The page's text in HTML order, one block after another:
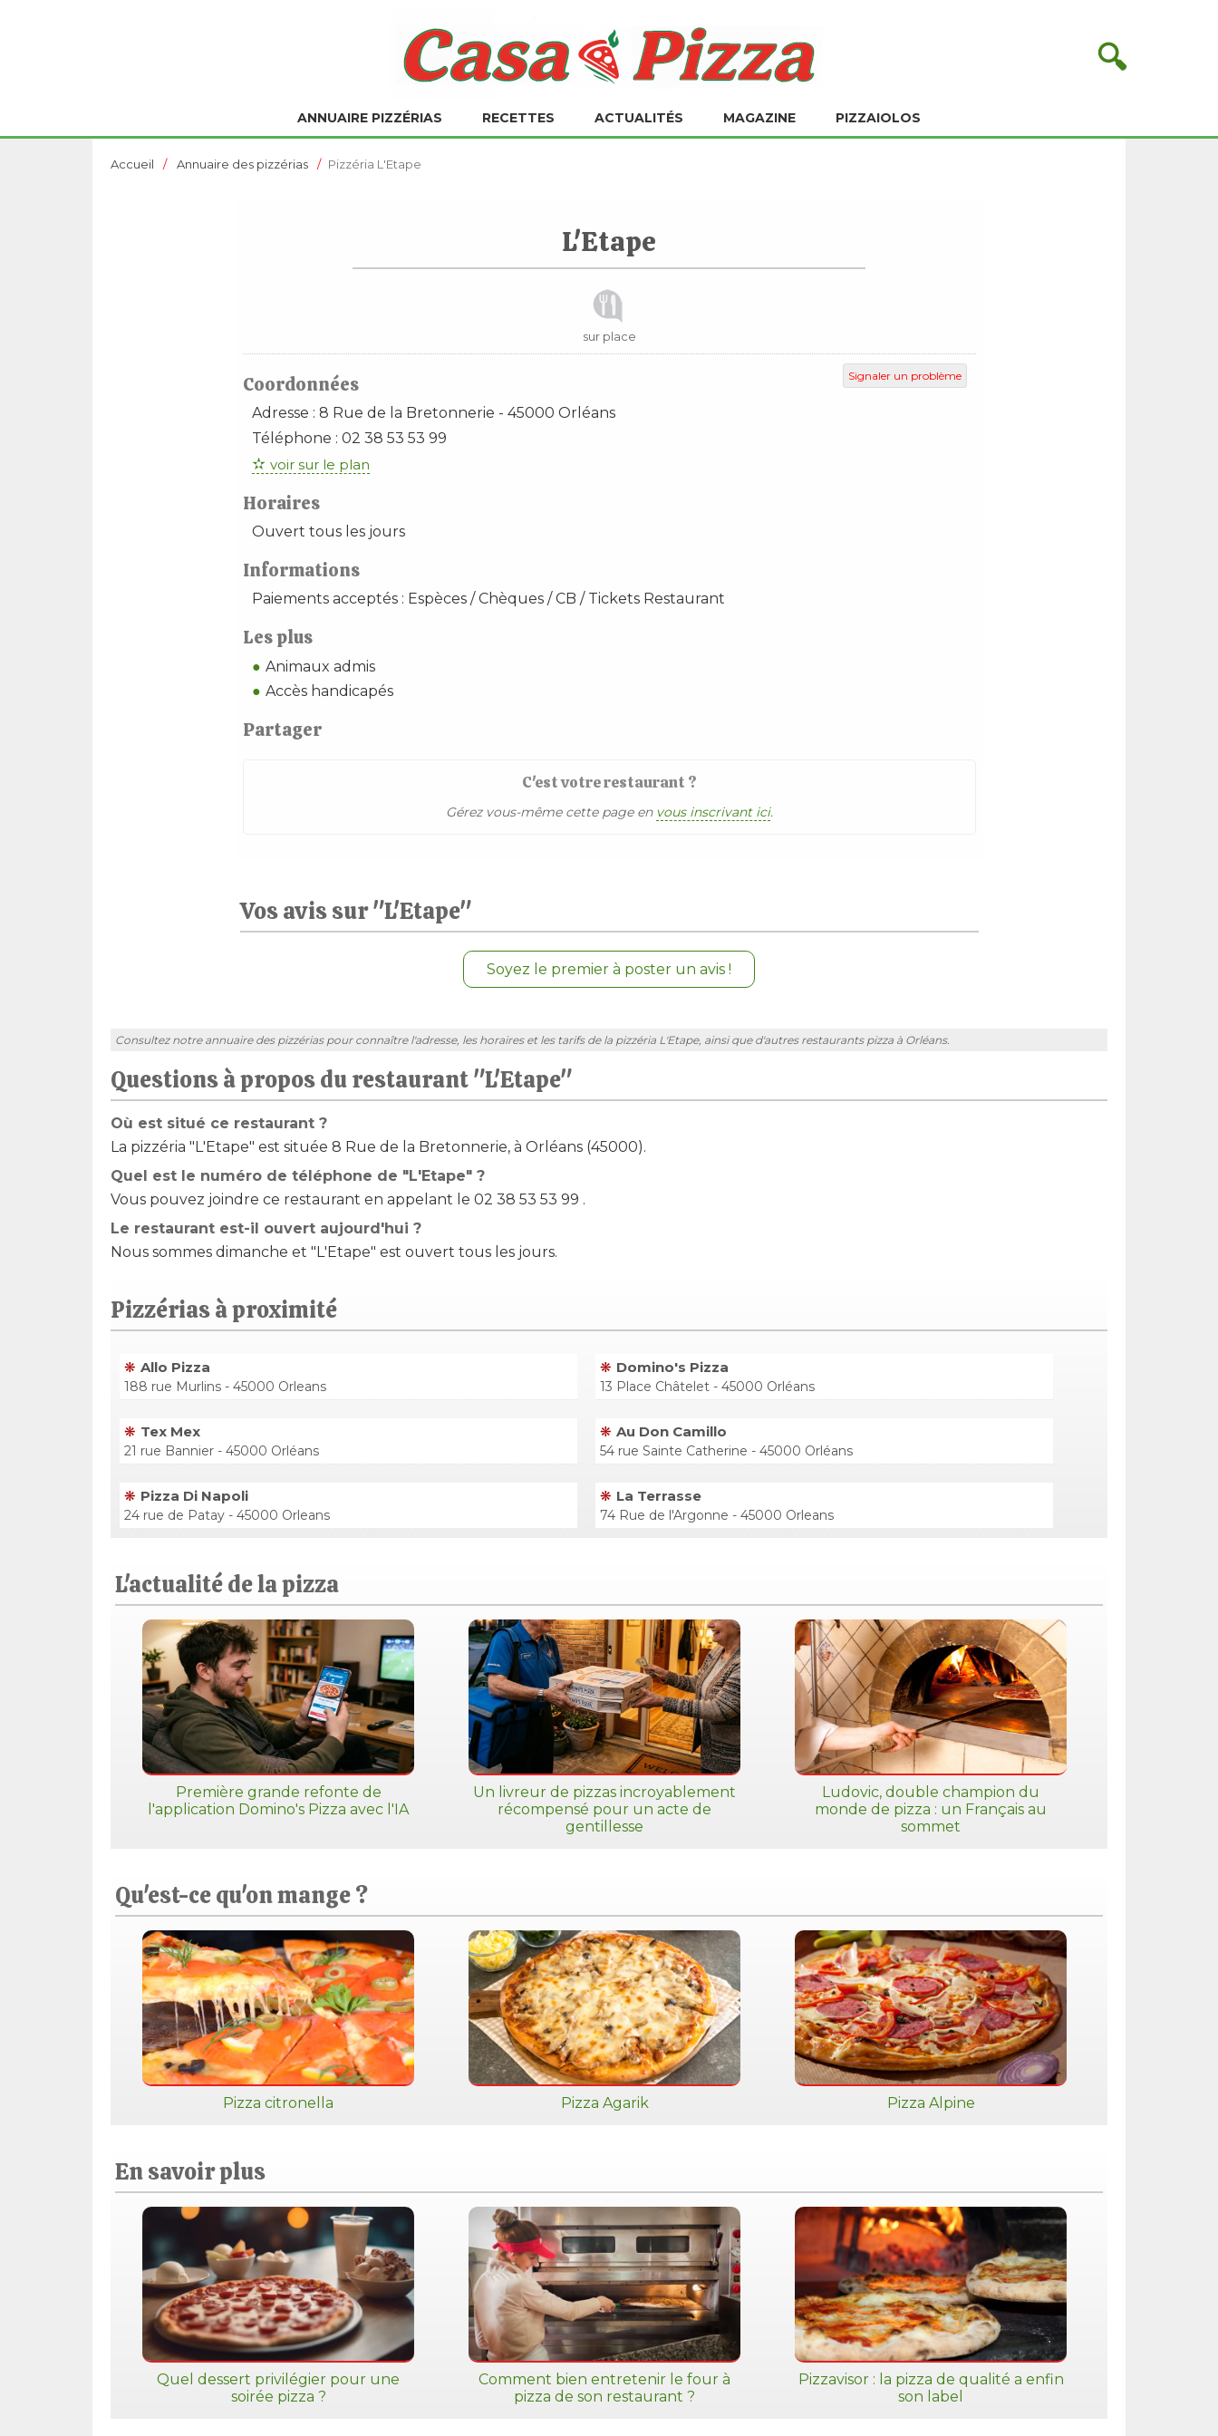
🔍
ANNUAIRE PIZZÉRIAS RECETTES ACTUALITÉS MAGAZINE PIZZAIOLOS
Accueil Annuaire des pizzérias Pizzéria L'Etape
L'Etape
sur place
Signaler un problème
Coordonnées
Adresse : 8 Rue de la Bretonnerie - 45000 Orléans
Téléphone : 02 38 53 53 99
voir sur le plan
Horaires
Ouvert tous les jours
Informations
Paiements acceptés : Espèces / Chèques / CB / Tickets Restaurant
Les plus
Animaux admis
Accès handicapés
Partager
C'est votre restaurant ?
Gérez vous-même cette page en vous inscrivant ici.
Vos avis sur "L'Etape"
Soyez le premier à poster un avis !
Consultez notre annuaire des pizzérias pour connaître l'adresse, les horaires et les tarifs de la pizzéria L'Etape, ainsi que d'autres restaurants pizza à Orléans.
Questions à propos du restaurant "L'Etape"
Où est situé ce restaurant ?
La pizzéria "L'Etape" est située 8 Rue de la Bretonnerie, à Orléans (45000).
Quel est le numéro de téléphone de "L'Etape" ?
Vous pouvez joindre ce restaurant en appelant le 02 38 53 53 99 .
Le restaurant est-il ouvert aujourd'hui ?
Nous sommes dimanche et "L'Etape" est ouvert tous les jours.
Pizzérias à proximité
Allo Pizza
188 rue Murlins - 45000 Orleans
Domino's Pizza
13 Place Châtelet - 45000 Orléans
Tex Mex
21 rue Bannier - 45000 Orléans
Au Don Camillo
54 rue Sainte Catherine - 45000 Orléans
Pizza Di Napoli
24 rue de Patay - 45000 Orleans
La Terrasse
74 Rue de l'Argonne - 45000 Orleans
L'actualité de la pizza
Première grande refonte de
l'application Domino's Pizza avec l'IA
Un livreur de pizzas incroyablement
récompensé pour un acte de
gentillesse
Ludovic, double champion du
monde de pizza : un Français au
sommet
Qu'est-ce qu'on mange ?
Pizza citronella Pizza Agarik Pizza Alpine
En savoir plus
Quel dessert privilégier pour une
soirée pizza ?
Comment bien entretenir le four à
pizza de son restaurant ?
Pizzavisor : la pizza de qualité a enfin
son label